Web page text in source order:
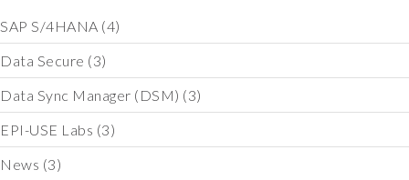
SAP S/4HANA (4)
Data Secure (3)
Data Sync Manager (DSM) (3)
EPI-USE Labs (3)
News (3)